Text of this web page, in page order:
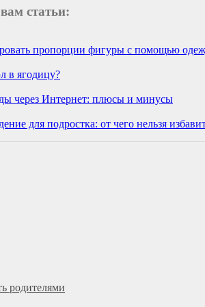
статьи:
пропорции фигуры с помощью
в ягодицу?
через Интернет: плюсы и минусы
для подростка: от чего нельзя
родителями